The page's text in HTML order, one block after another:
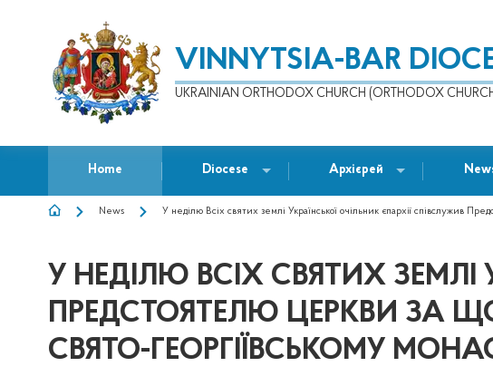
VINNYTSIA-BAR
UKRAINIAN ORTHODOX CHURCH (ORTHODOX
Home Diocese Архієрей
BREADCRUMB
News У неділю Всіх святих землі Української очільник єпархії співслужив
У НЕДІЛЮ ВСІХ СВЯТИХ ЗЕМЛІ
ПРЕДСТОЯТЕЛЮ ЦЕРКВИ ЗА
СВЯТО-ГЕОРГІЇВСЬКОМУ